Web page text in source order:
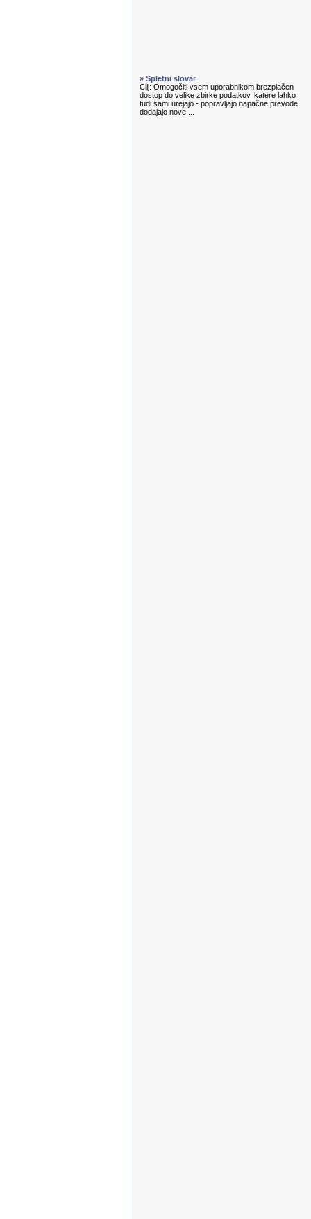
» Spletni slovar
Cilj: Omogočiti vsem uporabnikom brezplačen
dostop do velike zbirke podatkov, katere lahko
tudi sami urejajo - popravljajo napačne prevode,
dodajajo nove ...